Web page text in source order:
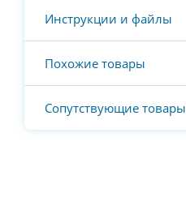
Инструкции и файлы
Похожие товары
Сопутствующие товары